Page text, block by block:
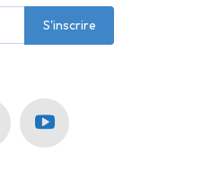
S'inscrire